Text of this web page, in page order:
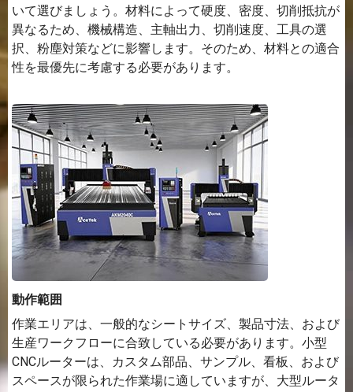
いて選びましょう。材料によって硬度、密度、切削抵抗が
異なるため、機械構造、主軸出力、切削速度、工具の選
択、粉塵対策などに影響します。そのため、材料との適合
性を最優先に考慮する必要があります。
動作範囲
作業エリアは、一般的なシートサイズ、製品寸法、および
生産ワークフローに合致している必要があります。小型
CNCルーターは、カスタム部品、サンプル、看板、および
スペースが限られた作業場に適していますが、大型ルータ